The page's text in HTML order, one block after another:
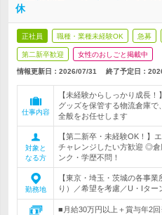
休
正社員 職種・業種未経験OK 急募
第二新卒歓迎 女性のおしごと掲載中
情報更新日：2026/07/31 終了予定日：
仕事内容
【未経験からしっかり成長
グッズを保管する物流倉庫
全般をお任せします
対象と
なる方
【第二新卒・未経験OK！】
チャレンジしたい方歓迎 ◎
ンク・学歴不問！
勤務地
【東京・埼玉・茨城の各事
り）／希望を考慮／U・Iタ
■月給30万円以上＋賞与年2